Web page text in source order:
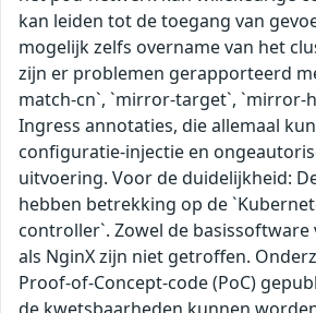
kan leiden tot de toegang van
mogelijk zelfs overname van het
zijn er problemen gerapporteerd
match-cn`, `mirror-target`, `mirror-
Ingress annotaties, die allemaal
configuratie-injectie en
uitvoering. Voor de duidelijkheid:
hebben betrekking op de
controller`. Zowel de basissoftware
als NginX zijn niet getroffen.
Proof-of-Concept-code (PoC)